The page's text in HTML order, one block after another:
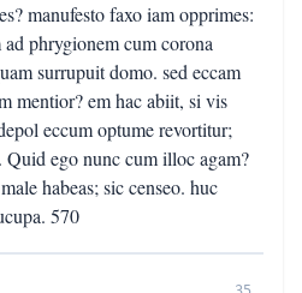
manufesto faxo iam opprimes:
phrygionem cum corona
surrupuit domo. sed eccam
mentior? em hac abiit, si vis
eccum optume revortitur;
ego nunc cum illoc agam?
habeas; sic censeo. huc
570